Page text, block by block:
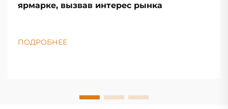
ярмарке, вызвав интерес рынка
ПОДРОБНЕЕ